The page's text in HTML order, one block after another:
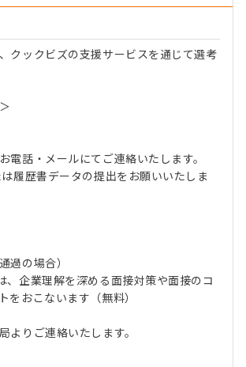
クックビズの支援サービスを通じて選考
電話・メールにてご連絡いたします。
履歴書データの提出をお願いいたしま
過の場合）
、企業理解を深める面接対策や面接のコ
をおこないます（無料）
よりご連絡いたします。